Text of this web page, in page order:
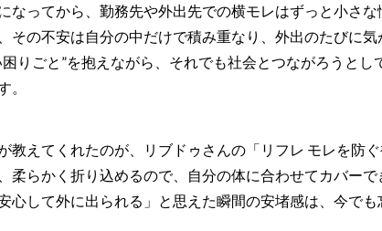
なってから、勤務先や外出先での横モレはずっと小さ
その不安は自分の中だけで積み重なり、外出のたびに気
困りごと”を抱えながら、それでも社会とつながろうと
。
教えてくれたのが、リブドゥさんの「リフレ モレを防
柔らかく折り込めるので、自分の体に合わせてカバー
心して外に出られる」と思えた瞬間の安堵感は、今でも